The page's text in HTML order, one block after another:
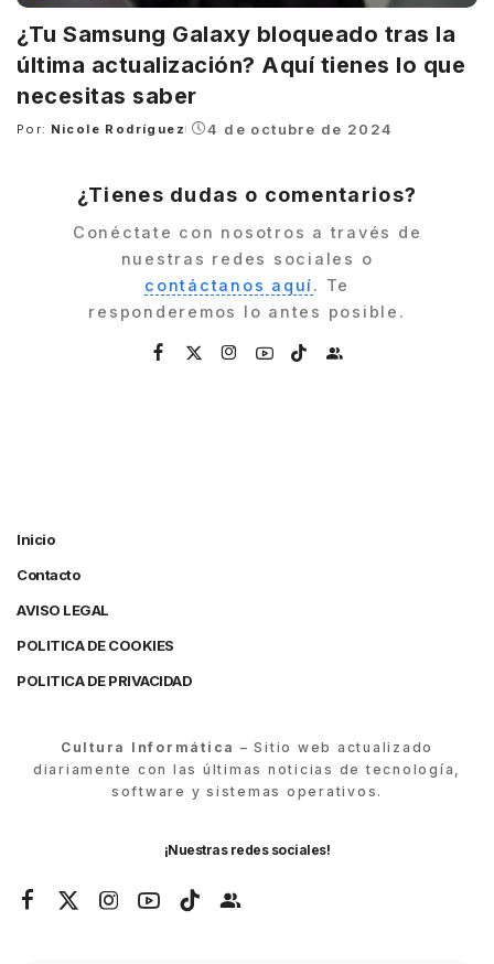
¿Tu Samsung Galaxy bloqueado tras la
última actualización? Aquí tienes lo que
necesitas saber
Posted
Por: Nicole Rodríguez 4 de octubre de 2024
¿Tienes dudas o comentarios?
Conéctate con nosotros a través de
nuestras redes sociales o
contáctanos aquí. Te
responderemos lo antes posible.
Inicio
Contacto
AVISO LEGAL
POLITICA DE COOKIES
POLITICA DE PRIVACIDAD
Cultura Informática – Sitio web actualizado
diariamente con las últimas noticias de tecnología,
software y sistemas operativos.
¡Nuestras redes sociales!